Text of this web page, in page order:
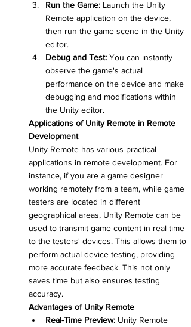
Run the Game: Launch the Unity
Remote application on the device,
then run the game scene in the Unity
editor.
Debug and Test: You can instantly
observe the game's actual
performance on the device and make
debugging and modifications within
the Unity editor.
Applications of Unity Remote in Remote
Development
Unity Remote has various practical
applications in remote development. For
instance, if you are a game designer
working remotely from a team, while game
testers are located in different
geographical areas, Unity Remote can be
used to transmit game content in real time
to the testers' devices. This allows them to
perform actual device testing, providing
more accurate feedback. This not only
saves time but also ensures testing
accuracy.
Advantages of Unity Remote
Real-Time Preview: Unity Remote